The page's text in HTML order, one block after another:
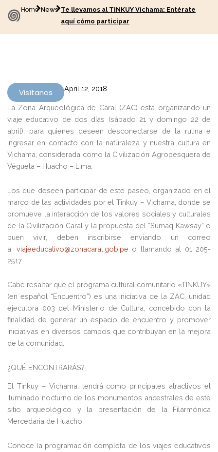
Home News Te llevamos al TINKUY Vichama: Entérate
aquí cómo participar
Visítanos April 12, 2018
La Zona Arqueológica de Caral (ZAC) está organizando un
viaje educativo de dos días (sábado 21 y domingo 22 de
abril), para quienes deseen desconectarse de la rutina e
ingresar en contacto con la naturaleza y nuestra cultura en
Vichama, considerada como la Civilización Agropesquera de
Végueta – Huacho – Lima.
Los que deseen participar de este paseo, organizado en el
marco de las actividades por el Tinkuy – Vichama, donde se
promueve la interacción de los valores sociales y culturales
de la Civilización Caral y la propuesta del “Sumaq Kawsay” o
buen vivir, deben inscribirse enviando un correo
a: viajeeducativo@zonacaral.gob.pe o llamando al 01 205-
2517.
Cabe resaltar que el programa cultural comunitario «TINKUY»
(en español “Encuentro”) es una iniciativa de la ZAC, unidad
ejecutora 003 del Ministerio de Cultura, concebido con la
finalidad de generar un espacio de encuentro y promover
iniciativas en diversos campos que contribuyan en la mejora
de la comunidad.
¿QUÉ ENCONTRARÁS?
El Tinkuy – Vichama, tendrá como principales atractivos el
iluminado nocturno de los monumentos ancestrales de este
sitio arqueológico y la presentación de la Filarmónica
Mercedaria de Huacho.
Conoce la programación completa de los viajes educativos